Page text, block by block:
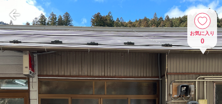
お気に入り
0